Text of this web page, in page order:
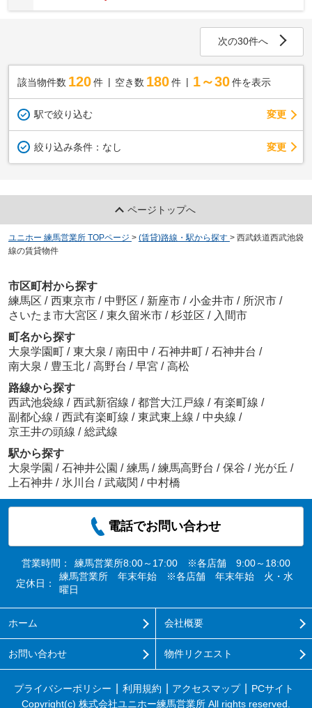
次の30件へ
該当物件数 120件 空き数 180 件 1～30 件を表示
駅で絞り込む 変更
絞り込み条件： なし 変更
ページトップへ
ユニホー 練馬営業所 TOPページ > (賃貸)路線・駅から探す > 西武鉄道西武池袋
線の賃貸物件
市区町村から探す
練馬区 / 西東京市 / 中野区 / 新座市 / 小金井市 / 所沢市 /
さいたま市大宮区 / 東久留米市 / 杉並区 / 入間市
町名から探す
大泉学園町 / 東大泉 / 南田中 / 石神井町 / 石神井台 /
南大泉 / 豊玉北 / 高野台 / 早宮 / 高松
路線から探す
西武池袋線 / 西武新宿線 / 都営大江戸線 / 有楽町線 /
副都心線 / 西武有楽町線 / 東武東上線 / 中央線 /
京王井の頭線 / 総武線
駅から探す
大泉学園 / 石神井公園 / 練馬 / 練馬高野台 / 保谷 / 光が丘 /
上石神井 / 氷川台 / 武蔵関 / 中村橋
電話でお問い合わせ
営業時間：
練馬営業所8:00～17:00 ※各店舗 9:00～18:00
定休日：
練馬営業所 年末年始 ※各店舗 年末年始 火・水
曜日
ホーム 会社概要
お問い合わせ 物件リクエスト
プライバシーポリシー 利用規約 アクセスマップ
PCサイト
Copyright(c) 株式会社ユニホー練馬営業所 All rights reserved.